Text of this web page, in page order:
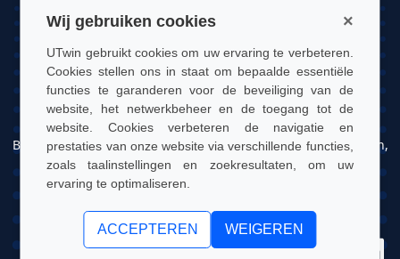
Wij gebruiken cookies ×
UTwin gebruikt cookies om uw ervaring te verbeteren.
Cookies stellen ons in staat om bepaalde essentiële
functies te garanderen voor de beveiliging van de
website, het netwerkbeheer en de toegang tot de
website. Cookies verbeteren de navigatie en
prestaties van onze website via verschillende functies,
zoals taalinstellingen en zoekresultaten, om uw
ervaring te optimaliseren.
ACCEPTEREN WEIGEREN
UTwin S.r.l.
Contact: info@utwin.it
BTW: 12255450012
Juridisch adres: Via Davide Bertolotti, 7, 10121, Turijn, Italië
Bedrijfsadres: OGR Tech, Corso Castelfidardo 22, 10128, Turijn,
Italië
UTwin S.r.l. | © UTWIN 2026, alle rechten voorbehouden